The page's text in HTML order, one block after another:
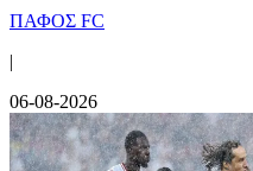
ΠΑΦΟΣ FC
|
06-08-2026